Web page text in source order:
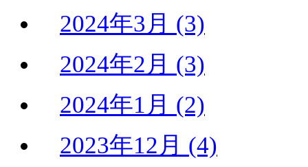
2024年3月 (3)
2024年2月 (3)
2024年1月 (2)
2023年12月 (4)